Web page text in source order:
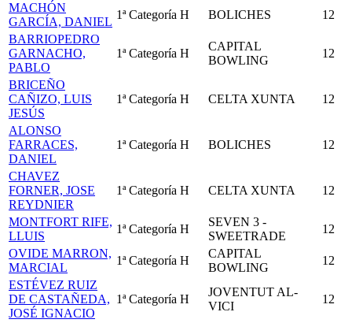
MACHÓN
GARCÍA, DANIEL
1ª Categoría H BOLICHES
12
BARRIOPEDRO
GARNACHO,
PABLO
1ª Categoría H
CAPITAL
BOWLING
12
BRICEÑO
CAÑIZO, LUIS
JESÚS
1ª Categoría H CELTA XUNTA 12
ALONSO
FARRACES,
DANIEL
1ª Categoría H BOLICHES 12
CHAVEZ
FORNER, JOSE
REYDNIER
1ª Categoría H CELTA XUNTA 12
MONTFORT RIFE,
LLUIS
1ª Categoría H
SEVEN 3 -
SWEETRADE
12
OVIDE MARRON,
MARCIAL
1ª Categoría H
CAPITAL
BOWLING
12
ESTÉVEZ RUIZ
DE CASTAÑEDA,
JOSÉ IGNACIO
1ª Categoría H
JOVENTUT AL-
VICI
12